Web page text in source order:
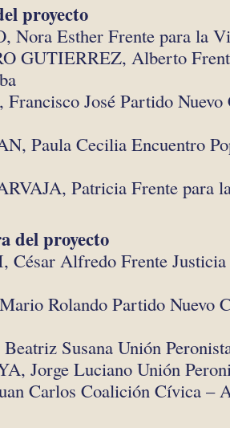
proyecto
Nora Esther Frente para la
GUTIERREZ, Alberto
José Partido
Paula Cecilia Encuentro
Patricia Frente para
del proyecto
César Alfredo Frente
Rolando Partido Nuevo
Susana Unión
Jorge Luciano Unión
Carlos Coalición Cívica –